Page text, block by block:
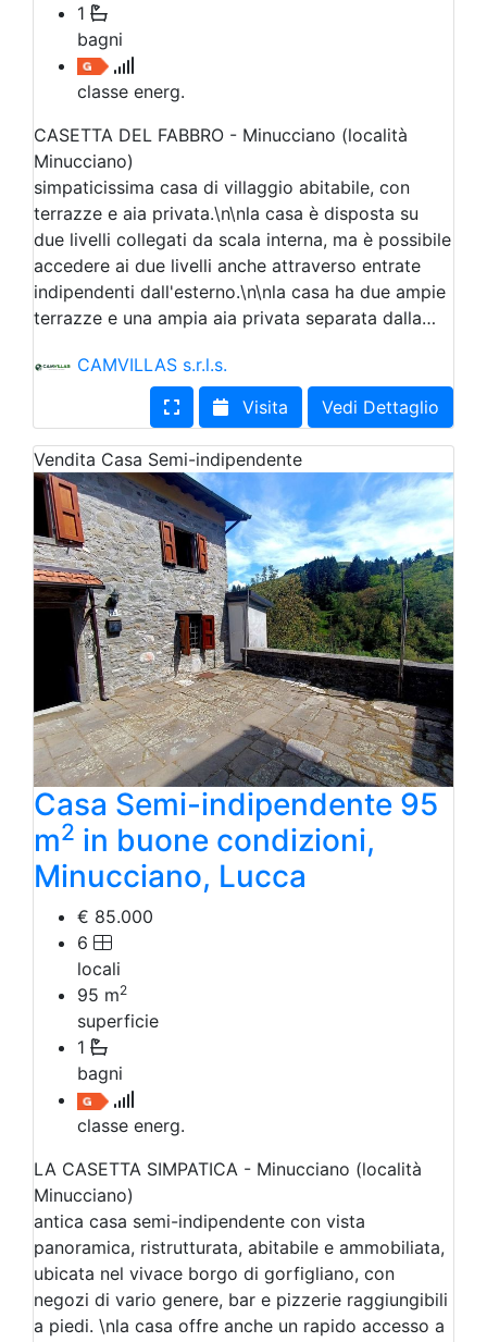
1
bagni
classe energ.
CASETTA DEL FABBRO - Minucciano (località
Minucciano)
simpaticissima casa di villaggio abitabile, con
terrazze e aia privata.\n\nla casa è disposta su
due livelli collegati da scala interna, ma è possibile
accedere ai due livelli anche attraverso entrate
indipendenti dall'esterno.\n\nla casa ha due ampie
terrazze e una ampia aia privata separata dalla…
CAMVILLAS s.r.l.s.
Visita
Vedi Dettaglio
Vendita Casa Semi-indipendente
Casa Semi-indipendente 95
m2 in buone condizioni,
Minucciano, Lucca
€ 85.000
6
locali
95 m2
superficie
1
bagni
classe energ.
LA CASETTA SIMPATICA - Minucciano (località
Minucciano)
antica casa semi-indipendente con vista
panoramica, ristrutturata, abitabile e ammobiliata,
ubicata nel vivace borgo di gorfigliano, con
negozi di vario genere, bar e pizzerie raggiungibili
a piedi. \nla casa offre anche un rapido accesso a